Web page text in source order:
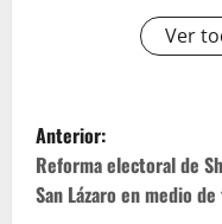
Ver
N
a
Anterior:
Reforma electoral de
San Lázaro en medio